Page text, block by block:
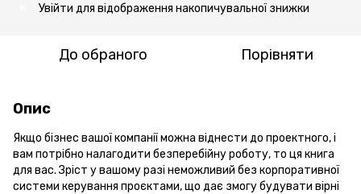
Увійти для відображення накопичувальної знижки
До обраного Порівняти
Опис
Якщо бізнес вашої компанії можна віднести до проектного, і
вам потрібно налагодити безперебійну роботу, то ця книга
для вас. Зріст у вашому разі неможливий без корпоративної
системи керування проєктами, що дає змогу будувати вірні